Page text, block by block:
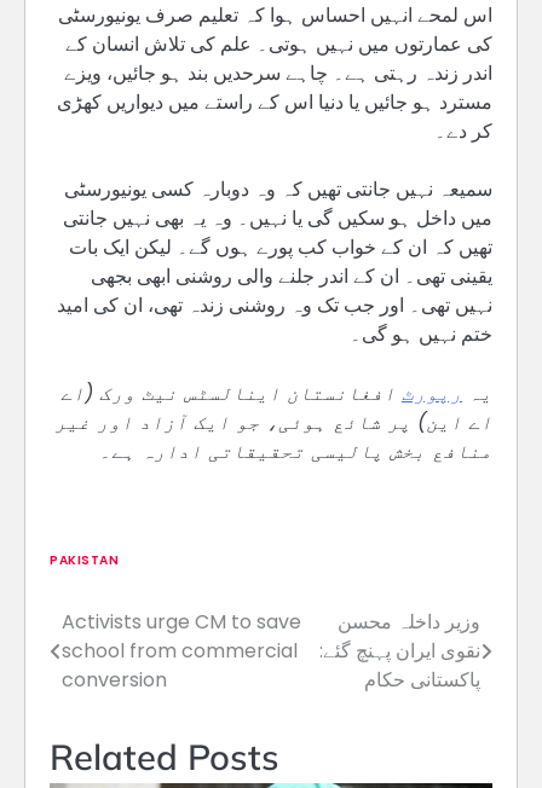
اس لمحے انہیں احساس ہوا کہ تعلیم صرف یونیورسٹی
کی عمارتوں میں نہیں ہوتی۔ علم کی تلاش انسان کے
اندر زندہ رہتی ہے۔ چاہے سرحدیں بند ہو جائیں، ویزے
مسترد ہو جائیں یا دنیا اس کے راستے میں دیواریں کھڑی
کر دے۔
سمیعہ نہیں جانتی تھیں کہ وہ دوبارہ کسی یونیورسٹی
میں داخل ہو سکیں گی یا نہیں۔ وہ یہ بھی نہیں جانتی
تھیں کہ ان کے خواب کب پورے ہوں گے۔ لیکن ایک بات
یقینی تھی۔ ان کے اندر جلنے والی روشنی ابھی بجھی
نہیں تھی۔ اور جب تک وہ روشنی زندہ تھی، ان کی امید
ختم نہیں ہو گی۔
یہ رپورٹ افغانستان اینالسٹس نیٹ ورک (اے
اے این) پر شائع ہوئی، جو ایک آزاد اور غیر
منافع بخش پالیسی تحقیقاتی ادارہ ہے۔
PAKISTAN
Post
navigation
Activists urge CM to save
school from commercial
conversion
وزیر داخلہ محسن
نقوی ایران پہنچ گئے:
پاکستانی حکام
Related Posts